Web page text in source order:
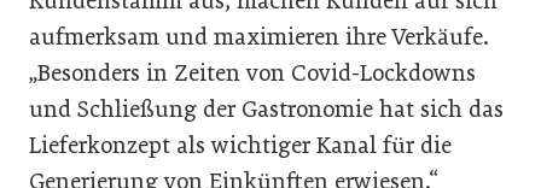
aufmerksam und maximieren ihre Verkäufe.
„Besonders in Zeiten von Covid-Lockdowns
und Schließung der Gastronomie hat sich das
Lieferkonzept als wichtiger Kanal für die
Generierung von Einkünften erwiesen.“